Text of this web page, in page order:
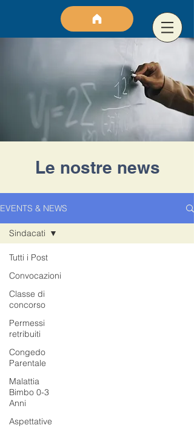
Le nostre news
EVENTS & NEWS
Tutti i Post
Convocazioni
Classe di
concorso
Permessi
retribuiti
Congedo
Parentale
Malattia
Bimbo 0-3
Anni
Aspettative
Sindacati